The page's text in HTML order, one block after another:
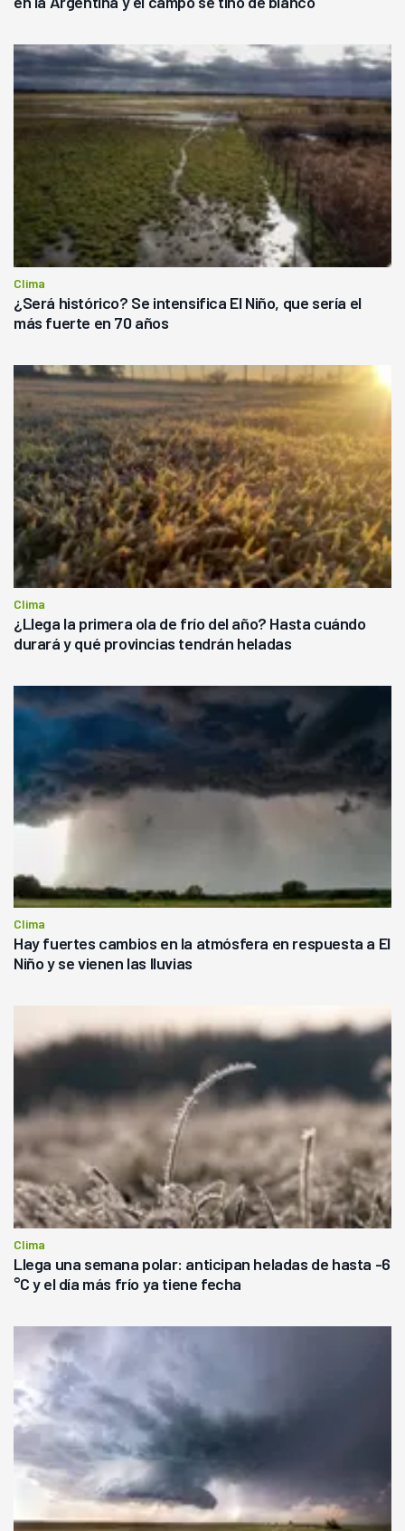
Clima
¿Será histórico? Se intensifica El Niño, que sería el
más fuerte en 70 años
Clima
¿Llega la primera ola de frío del año? Hasta cuándo
durará y qué provincias tendrán heladas
Clima
Hay fuertes cambios en la atmósfera en respuesta a El
Niño y se vienen las lluvias
Clima
Llega una semana polar: anticipan heladas de hasta -6
°C y el día más frío ya tiene fecha